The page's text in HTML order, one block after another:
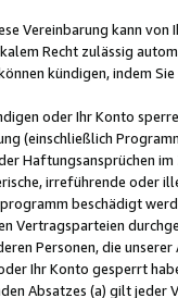
Vereinbarung kann von
Recht zulässig
kündigen, indem
oder Ihr Konto
(einschließlich
Haftungsansprüchen
irreführende oder
beschädigt
Vertragsparteien
Personen, die unserer
Ihr Konto gesperrt
Absatzes (a) gilt jeder